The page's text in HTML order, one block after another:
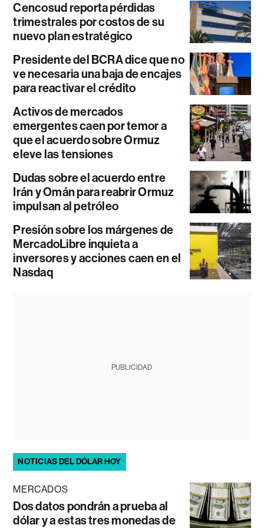
Cencosud reporta pérdidas
trimestrales por costos de su
nuevo plan estratégico
Presidente del BCRA dice que no
ve necesaria una baja de encajes
para reactivar el crédito
Activos de mercados
emergentes caen por temor a
que el acuerdo sobre Ormuz
eleve las tensiones
Dudas sobre el acuerdo entre
Irán y Omán para reabrir Ormuz
impulsan al petróleo
Presión sobre los márgenes de
MercadoLibre inquieta a
inversores y acciones caen en el
Nasdaq
PUBLICIDAD
NOTICIAS DEL DÓLAR HOY
MERCADOS
Dos datos pondrán a prueba al
dólar y a estas tres monedas de